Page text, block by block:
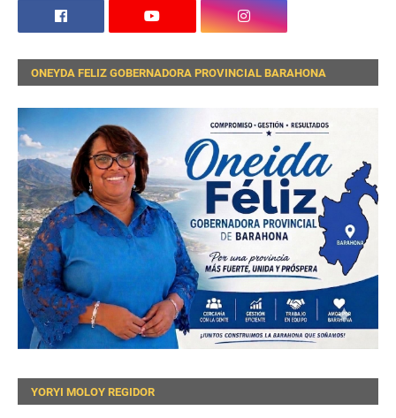
ONEYDA FELIZ GOBERNADORA PROVINCIAL BARAHONA
YORYI MOLOY REGIDOR